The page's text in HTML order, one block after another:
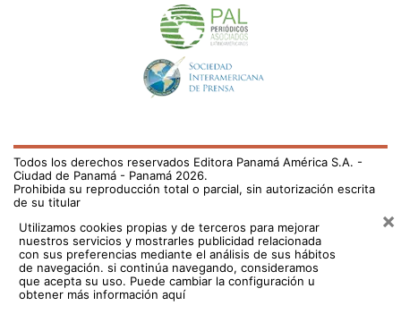
Todos los derechos reservados Editora Panamá América S.A. -
Ciudad de Panamá - Panamá 2026.
Prohibida su reproducción total o parcial, sin autorización escrita
de su titular
Utilizamos cookies propias y de terceros para mejorar
nuestros servicios y mostrarles publicidad relacionada
con sus preferencias mediante el análisis de sus hábitos
de navegación. si continúa navegando, consideramos
que acepta su uso. Puede cambiar la configuración u
obtener más información aquí
×